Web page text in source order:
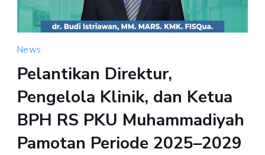
News
Pelantikan Direktur,
Pengelola Klinik, dan Ketua
BPH RS PKU Muhammadiyah
Pamotan Periode 2025–2029